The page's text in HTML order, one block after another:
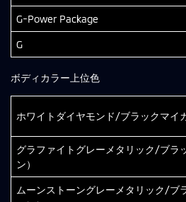
G-Power Package
G
ボディカラー上位色
ホワイトダイヤモンド/ブラックマイ
グラファイトグレーメタリック/ブラ
ン）
ムーンストーングレーメタリック/ブ